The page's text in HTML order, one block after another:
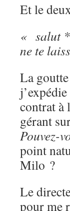
Et le
« salut
ne te
La
contrat à
gérant
Pouvez-
point
Milo ?
Le
pour me